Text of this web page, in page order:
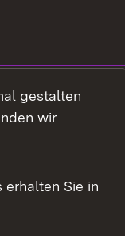
gestalten
wir
erhalten Sie in